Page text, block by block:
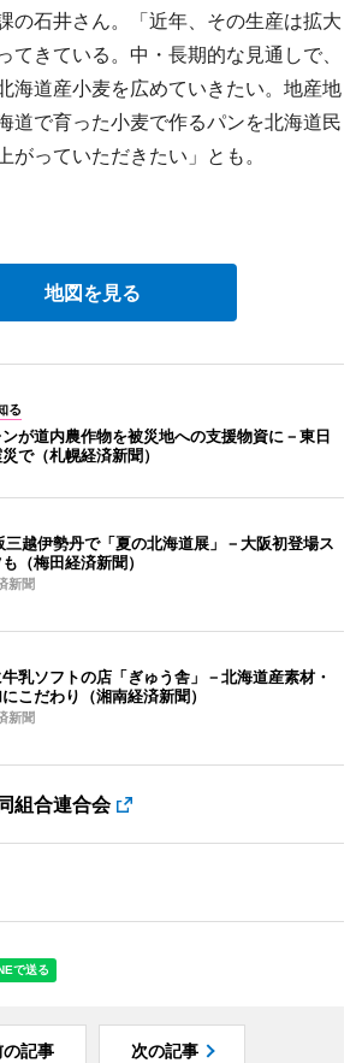
の石井さん。「近年、その生産は拡大
てきている。中・長期的な見通しで、
海道産小麦を広めていきたい。地産地
道で育った小麦で作るパンを北海道民
がっていただきたい」とも。
地図を見る
る
が道内農作物を被災地への支援物資に－東日
で（札幌経済新聞）
三越伊勢丹で「夏の北海道展」－大阪初登場ス
（梅田経済新聞）
新聞
乳ソフトの店「ぎゅう舎」－北海道産素材・
こだわり（湘南経済新聞）
新聞
組合連合会
の記事 次の記事